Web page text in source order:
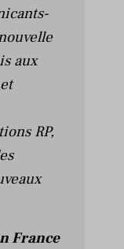
aux
RP,
France